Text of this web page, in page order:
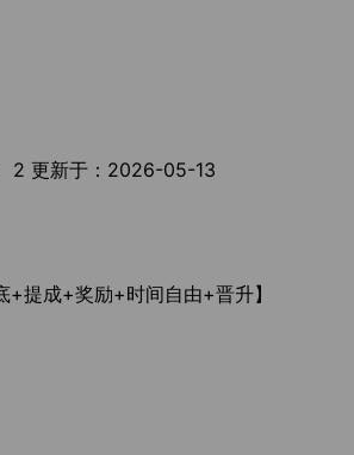
2 更新于：2026-05-13
+提成+奖励+时间自由+晋升】